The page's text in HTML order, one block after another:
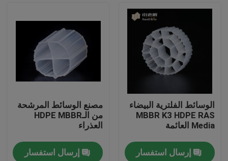
الوسائط الفلترية البيضاء
MBBR K3 HDPE RAS
Media العائمة
إرسال استفسار
مصنع الوسائط المرشحة
من الـHDPE MBBR
العذراء
إرسال استفسار